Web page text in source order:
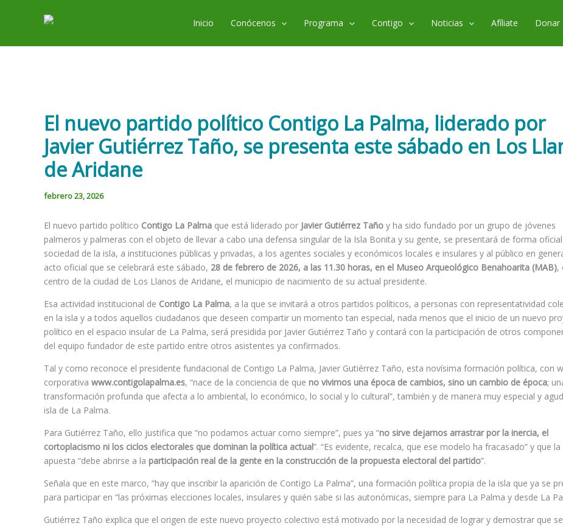
Inicio Conócenos Programa Contigo Noticias Afíliate Donar
El nuevo partido político Contigo La Palma, liderado por
Javier Gutiérrez Taño, se presenta este sábado en Los
de Aridane
febrero 23, 2026
El nuevo partido político Contigo La Palma que está liderado por Javier Gutiérrez Taño y ha sido fundado por un grupo de jóvenes
palmeros y palmeras con el objeto de llevar a cabo una defensa singular de la Isla Bonita y su gente, se presentará de forma
sociedad de la isla, a instituciones públicas y privadas, a los agentes sociales y económicos locales e insulares y al público en
acto oficial que se celebrará este sábado, 28 de febrero de 2026, a las 11.30 horas, en el Museo Arqueológico Benahoarita (MAB),
centro de la ciudad de Los Llanos de Aridane, el municipio de nacimiento de su actual presidente.
Esa actividad institucional de Contigo La Palma, a la que se invitará a otros partidos políticos, a personas con representatividad
en la isla y a todos aquellos ciudadanos que deseen compartir un momento tan especial, nada menos que el inicio de un nuevo
político en el espacio insular de La Palma, será presidida por Javier Gutiérrez Taño y contará con la participación de otros
del equipo fundador de este partido entre otros asistentes ya confirmados.
Tal y como reconoce el presidente fundacional de Contigo La Palma, Javier Gutiérrez Taño, esta novísima formación política, con
corporativa www.contigolapalma.es, “nace de la conciencia de que no vivimos una época de cambios, sino un cambio de época;
transformación profunda que afecta a lo ambiental, lo económico, lo social y lo cultural”, también y de manera muy especial y
isla de La Palma.
Para Gutiérrez Taño, ello justifica que “no podamos actuar como siempre”, pues ya “no sirve dejarnos arrastrar por la inercia, el
cortoplacismo ni los ciclos electorales que dominan la política actual”. “Es evidente, recalca, que ese modelo ha fracasado” y que la
apuesta “debe abrirse a la participación real de la gente en la construcción de la propuesta electoral del partido”.
Señala que en este marco, “hay que inscribir la aparición de Contigo La Palma”, una formación política propia de la isla que ya se
para participar en “las próximas elecciones locales, insulares y quién sabe si las autonómicas, siempre para La Palma y desde La
Gutiérrez Taño explica que el origen de este nuevo proyecto colectivo está motivado por la necesidad de lograr y demostrar que se